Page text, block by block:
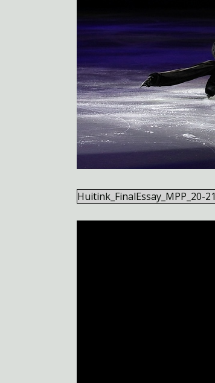
Huitink_FinalEssay_MPP_20-21